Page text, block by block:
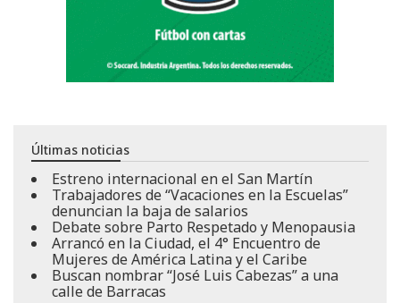
Últimas noticias
Estreno internacional en el San Martín
Trabajadores de “Vacaciones en la Escuelas”
denuncian la baja de salarios
Debate sobre Parto Respetado y Menopausia
Arrancó en la Ciudad, el 4° Encuentro de
Mujeres de América Latina y el Caribe
Buscan nombrar “José Luis Cabezas” a una
calle de Barracas